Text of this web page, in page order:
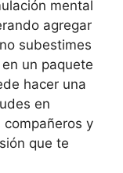
mental
agregar
subestimes
un paquete
hacer una
en
y
que te